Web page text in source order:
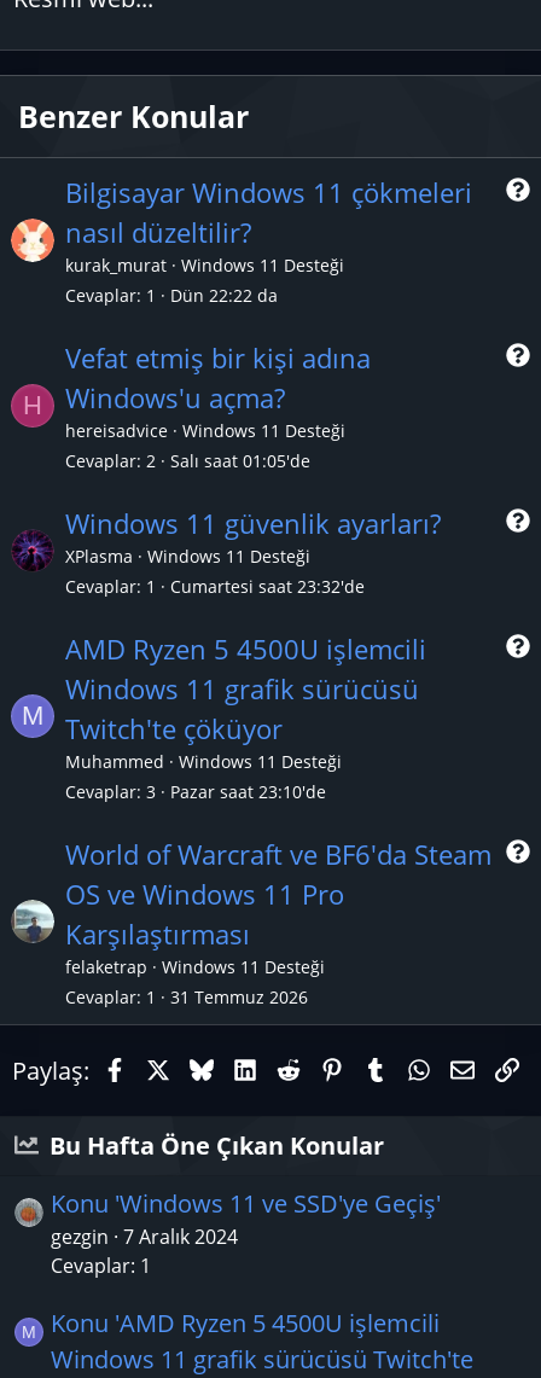
Benzer Konular
S
Bilgisayar Windows 11 çökmeleri
nasıl düzeltilir?
kurak_murat
Windows 11 Desteği
Cevaplar 1 Dün 22:22 da
H
S
Vefat etmiş bir kişi adına
Windows'u açma?
hereisadvice
Windows 11 Desteği
Cevaplar 2 Salı saat 01:05'de
S
Windows 11 güvenlik ayarları?
XPlasma
Windows 11 Desteği
Cevaplar 1 Cumartesi saat 23:32'de
M
S
AMD Ryzen 5 4500U işlemcili
Windows 11 grafik sürücüsü
Twitch'te çöküyor
Muhammed
Windows 11 Desteği
Cevaplar 3 Pazar saat 23:10'de
S
World of Warcraft ve BF6'da Steam
OS ve Windows 11 Pro
Karşılaştırması
felaketrap
Windows 11 Desteği
Cevaplar 1 31 Temmuz 2026
Paylaş: FacebookX (Twitter)
BlueskyLinkedIn
RedditPinterestTumblrE-
Bu Hafta Öne Çıkan Konular
Konu 'Windows 11 ve SSD'ye Geçiş'
gezgin 7 Aralık 2024
Cevaplar: 1
M
Konu 'AMD Ryzen 5 4500U işlemcili
Windows 11 grafik sürücüsü Twitch'te